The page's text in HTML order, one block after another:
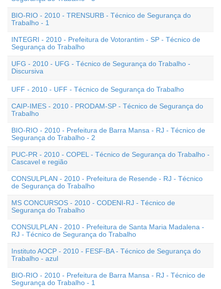
BIO-RIO - 2010 - TRENSURB - Técnico de Segurança do
Trabalho - 1
INTEGRI - 2010 - Prefeitura de Votorantim - SP - Técnico de
Segurança do Trabalho
UFG - 2010 - UFG - Técnico de Segurança do Trabalho -
Discursiva
UFF - 2010 - UFF - Técnico de Segurança do Trabalho
CAIP-IMES - 2010 - PRODAM-SP - Técnico de Segurança do
Trabalho
BIO-RIO - 2010 - Prefeitura de Barra Mansa - RJ - Técnico de
Segurança do Trabalho - 2
PUC-PR - 2010 - COPEL - Técnico de Segurança do Trabalho -
Cascavel e região
CONSULPLAN - 2010 - Prefeitura de Resende - RJ - Técnico
de Segurança do Trabalho
MS CONCURSOS - 2010 - CODENI-RJ - Técnico de
Segurança do Trabalho
CONSULPLAN - 2010 - Prefeitura de Santa Maria Madalena -
RJ - Técnico de Segurança do Trabalho
Instituto AOCP - 2010 - FESF-BA - Técnico de Segurança do
Trabalho - azul
BIO-RIO - 2010 - Prefeitura de Barra Mansa - RJ - Técnico de
Segurança do Trabalho - 1